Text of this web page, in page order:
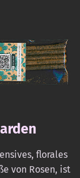
florales
von Rosen, ist